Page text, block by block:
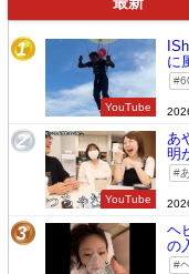
1
YouTube
に
2
YouTube
あ
明
3
ヘ
の